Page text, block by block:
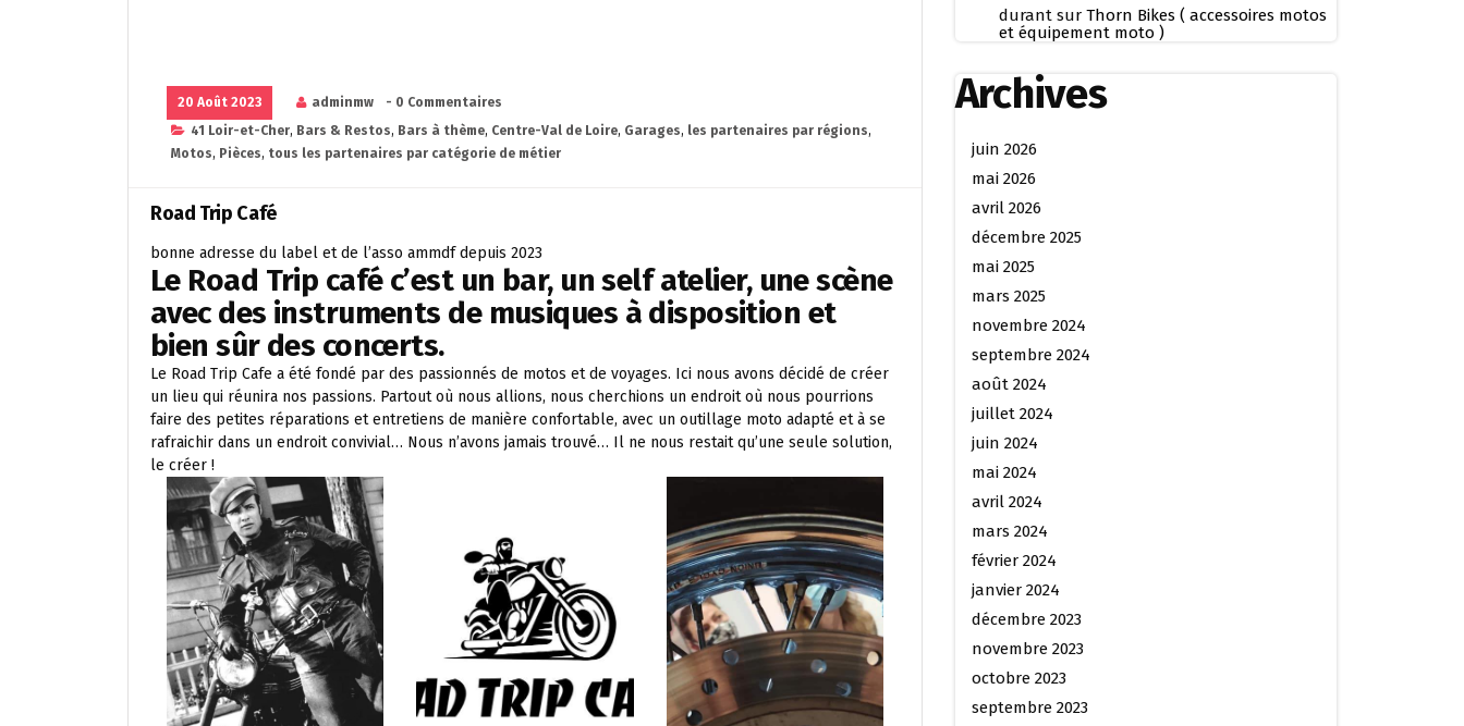
20 Août 2023 adminmw
- 0 Commentaires
41 Loir-et-Cher, Bars & Restos, Bars à thème, Centre-Val de Loire, Garages, les partenaires par régions,
Motos, Pièces, tous les partenaires par catégorie de métier
Road Trip Café
bonne adresse du label et de l’asso ammdf depuis 2023
Le Road Trip café c’est un bar, un self atelier, une scène
avec des instruments de musiques à disposition et
bien sûr des concerts.
Le Road Trip Cafe a été fondé par des passionnés de motos et de voyages. Ici nous avons décidé de créer
un lieu qui réunira nos passions. Partout où nous allions, nous cherchions un endroit où nous pourrions
faire des petites réparations et entretiens de manière confortable, avec un outillage moto adapté et à se
rafraichir dans un endroit convivial… Nous n’avons jamais trouvé… Il ne nous restait qu’une seule solution,
le créer !
durant sur Thorn Bikes ( accessoires motos
et équipement moto )
Archives
juin 2026
mai 2026
avril 2026
décembre 2025
mai 2025
mars 2025
novembre 2024
septembre 2024
août 2024
juillet 2024
juin 2024
mai 2024
avril 2024
mars 2024
février 2024
janvier 2024
décembre 2023
novembre 2023
octobre 2023
septembre 2023